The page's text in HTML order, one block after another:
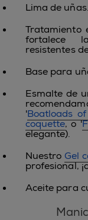
Lima de uñas.
Tratamiento
fortalece
resistentes
Base para
Esmalte de
'Boatloads
coquette, o '
elegante).
Nuestro Gel
profesional,
Aceite para